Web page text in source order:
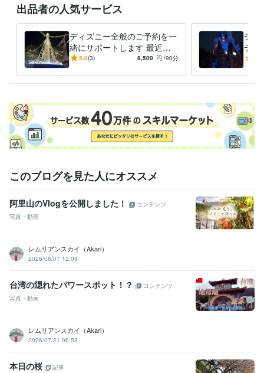
株式会社リブ 2021年7月 ~ 2023年12月
株式会社オータパブリケイションズ 2017年10月 ~ 2018年5月
株式会社ＴＫＰ 2016年1月 ~ 2017年9月
株式会社三越伊勢丹 伊勢丹立川店 2012年10月 ~ 2016年8月
株式会社リテイルネットワークス 2008年3月 ~ 2011年10月
株式会社オリエンタルランド 2002年10月 ~ 2011年8月
株式会社日野自動車 1999年3月 ~ 2001年9月
資格・検定
ビジネス実務マナー検定（実務検定） 取得年 : 2014年
得意分野
住まい・美容・生活相談 パズル、ブロック制作
学歴
私立白梅学園高等学校 1996年3月 ~ 1999年2月
出品者の人気サービス
ディズニー全般のご予約を一
緒にサポートします 最近分
かりにくくなったディズニー
5.0(3) 8,500 円 /90分
ディ
ディ
答え
このブログを見た人にオススメ
阿里山のVlogを公開しました！
コンテンツ
写真・動画
レムリアンスカイ（Akari）
2026/08/07 12:09
台湾の隠れたパワースポット！？
コンテンツ
写真・動画
レムリアンスカイ（Akari）
2026/07/21 06:59
本日の桜
記事